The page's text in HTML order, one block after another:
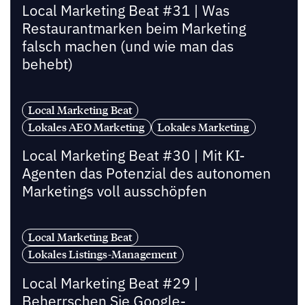
Local Marketing Beat #31 | Was
Restaurantmarken beim Marketing
falsch machen (und wie man das
behebt)
Local Marketing Beat
Lokales AEO Marketing
Lokales Marketing
Local Marketing Beat #30 | Mit KI-
Agenten das Potenzial des autonomen
Marketings voll ausschöpfen
Local Marketing Beat
Lokales Listings-Management
Local Marketing Beat #29 |